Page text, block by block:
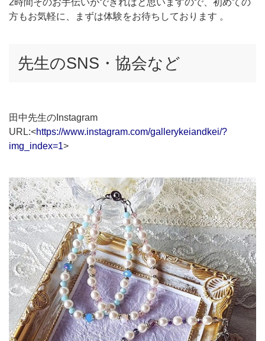
2時間そのお手伝いができればと思いますので、初めての
方もお気軽に、まずは体験をお待ちしております 。
先生のSNS・協会など
田中先生のInstagram
URL:<https://www.instagram.com/gallerykeiandkei/?
img_index=1>